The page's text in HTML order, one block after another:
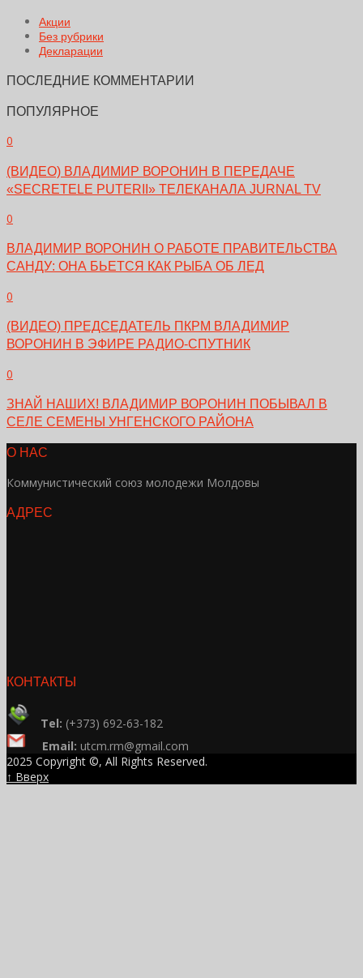
Акции
Без рубрики
Декларации
ПОСЛЕДНИЕ КОММЕНТАРИИ
ПОПУЛЯРНОЕ
0
(ВИДЕО) ВЛАДИМИР ВОРОНИН В ПЕРЕДАЧЕ
«SECRETELE PUTERII» ТЕЛЕКАНАЛА JURNAL TV
0
ВЛАДИМИР ВОРОНИН О РАБОТЕ ПРАВИТЕЛЬСТВА
САНДУ: ОНА БЬЕТСЯ КАК РЫБА ОБ ЛЕД
0
(ВИДЕО) ПРЕДСЕДАТЕЛЬ ПКРМ ВЛАДИМИР
ВОРОНИН В ЭФИРЕ РАДИО-СПУТНИК
0
ЗНАЙ НАШИХ! ВЛАДИМИР ВОРОНИН ПОБЫВАЛ В
СЕЛЕ СЕМЕНЫ УНГЕНСКОГО РАЙОНА
О НАС
Коммунистический союз молодежи Молдовы
АДРЕС
КОНТАКТЫ
Tel: (+373) 692-63-182
Email: utcm.rm@gmail.com
2025 Copyright ©, All Rights Reserved.
↑ Вверх